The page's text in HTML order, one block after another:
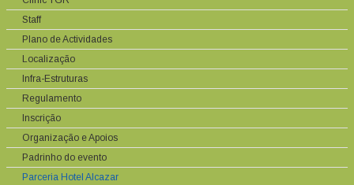
Staff
Plano de Actividades
Localização
Infra-Estruturas
Regulamento
Inscrição
Organização e Apoios
Padrinho do evento
Parceria Hotel Alcazar